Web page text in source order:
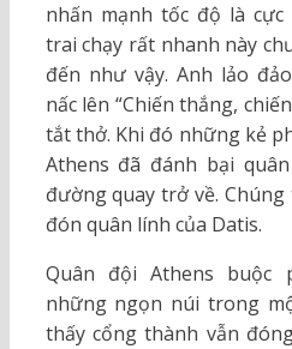
nhấn mạnh tốc độ là
trai chạy rất nhanh này
đến như vậy. Anh lảo
nấc lên “Chiến thắng,
tắt thở. Khi đó những kẻ
Athens đã đánh bại
đường quay trở về.
đón quân lính của Datis.
Quân đội Athens buộc
những ngọn núi trong
thấy cổng thành vẫn